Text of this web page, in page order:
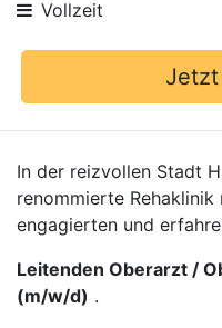
Vollzeit
In der reizvollen Stadt
renommierte
engagierten und
Leitenden Oberarzt /
(m/w/d) .